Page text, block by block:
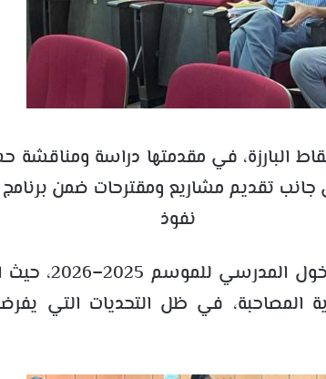
البارزة، في مقدمتها دراسة ومناقشة
عليه، إلى جانب تقديم مشاريع ومقترحات ضمن
كما تم التطرق إلى مستجدات
المصاحبة، في ظل التحديات التي